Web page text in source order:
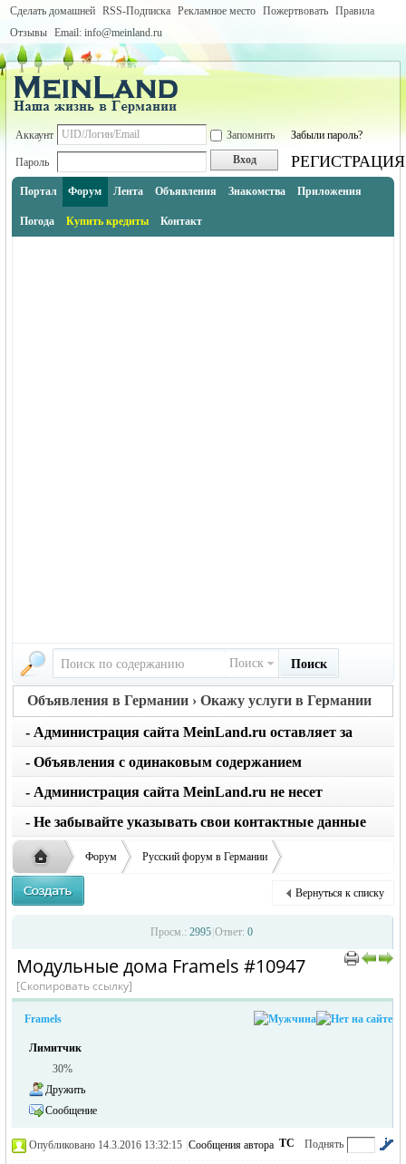
Сделать домашней RSS-Подписка Рекламное место Пожертвовать Правила
Отзывы Email: info@meinland.ru
Аккаунт Запомнить Забыли пароль?
Пароль Вход РЕГИСТРАЦИЯ
Портал Форум Лента Объявления Знакомства Приложения
Погода Купить кредиты Контакт
Поиск Поиск
Объявления в Германии › Окажу услуги в Германии
- Администрация сайта MeinLand.ru оставляет за
собой право редактировать объявление, не искажая
его смысл
- Объявления с одинаковым содержанием
размещаются не чаще 1 раза в месяц. Не применяйте
заглавные буквы вместо строчных, последует
удаление объявления
- Администрация сайта MeinLand.ru не несет
ответственности за содержание размещенных
объявлений
- Не забывайте указывать свои контактные данные
жизнь и
Форум Русский форум в Германии
Объявления в Германии
› ›
Вернуться к списку
Просм.: 2995 Ответ: 0
Модульные дома Framels #10947
[Скопировать ссылку]
Framels
Лимитчик
30%
Дружить
Сообщение
Поднять
ТС
Опубликовано 14.3.2016 13:32:15 Сообщения автора